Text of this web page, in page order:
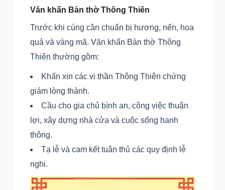
Văn khấn Bàn thờ Thông Thiên
Trước khi cúng cần chuẩn bị hương, nến, hoa
quả và vàng mã. Văn khấn Bàn thờ Thông
Thiên thường gồm:
Khấn xin các vị thần Thông Thiên chứng
giám lòng thành.
Cầu cho gia chủ bình an, công việc thuận
lợi, xây dựng nhà cửa và cuộc sống hanh
thông.
Tạ lễ và cam kết tuân thủ các quy định lễ
nghi.